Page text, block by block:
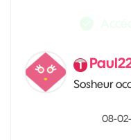
Sosheur
‎08-